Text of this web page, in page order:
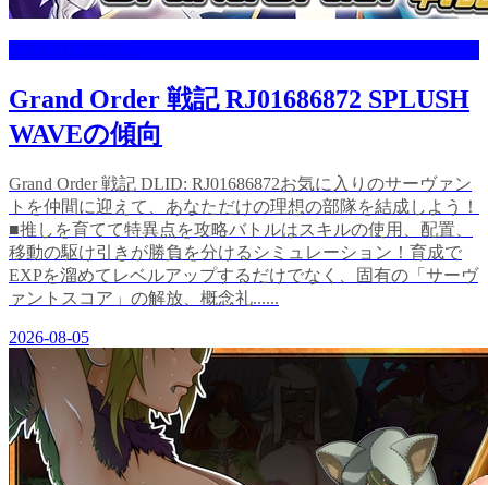
Grand Order 戦記 RJ01686872 SPLUSH
WAVEの傾向
Grand Order 戦記 DLID: RJ01686872お気に入りのサーヴァン
トを仲間に迎えて、あなただけの理想の部隊を結成しよう！
■推しを育てて特異点を攻略バトルはスキルの使用、配置、
移動の駆け引きが勝負を分けるシミュレーション！育成で
EXPを溜めてレベルアップするだけでなく、固有の「サーヴ
ァントスコア」の解放、概念礼......
2026-08-05